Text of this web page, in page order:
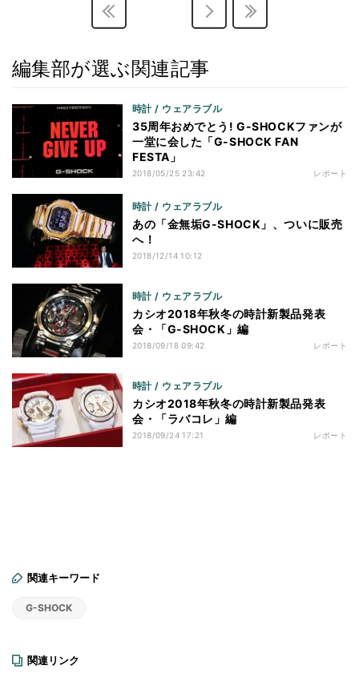
編集部が選ぶ関連記事
時計 / ウェアラブル
35周年おめでとう! G-SHOCKファンが
一堂に会した「G-SHOCK FAN
FESTA」
2018/05/25 23:42 レポート
時計 / ウェアラブル
あの「金無垢G-SHOCK」、ついに販売
へ！
2018/12/14 10:12
時計 / ウェアラブル
カシオ2018年秋冬の時計新製品発表
会・「G-SHOCK」編
2018/09/18 09:42 レポート
時計 / ウェアラブル
カシオ2018年秋冬の時計新製品発表
会・「ラバコレ」編
2018/09/24 17:21 レポート
関連キーワード
G-SHOCK
関連リンク